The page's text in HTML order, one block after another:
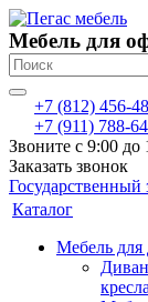
Мебель для
+7 (812) 456-
+7 (911) 788-
Звоните с 9:00 до
Заказать звонок
Государственный
Каталог
Мебель для
кресла